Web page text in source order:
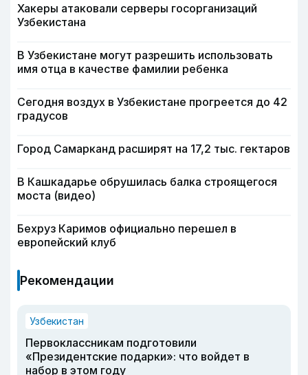
Хакеры атаковали серверы госорганизаций
Узбекистана
В Узбекистане могут разрешить использовать
имя отца в качестве фамилии ребенка
Сегодня воздух в Узбекистане прогреется до 42
градусов
Город Самарканд расширят на 17,2 тыс. гектаров
В Кашкадарье обрушилась балка строящегося
моста (видео)
Бехруз Каримов официально перешел в
европейский клуб
Рекомендации
Узбекистан
Первоклассникам подготовили
«Президентские подарки»: что войдет в
набор в этом году